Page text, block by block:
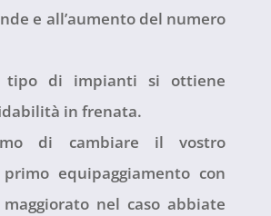
e all’aumento del numero
tipo di impianti si ottiene
in frenata.
di cambiare il vostro
equipaggiamento con
nel caso abbiate